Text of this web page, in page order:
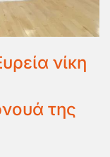
νίκη
της